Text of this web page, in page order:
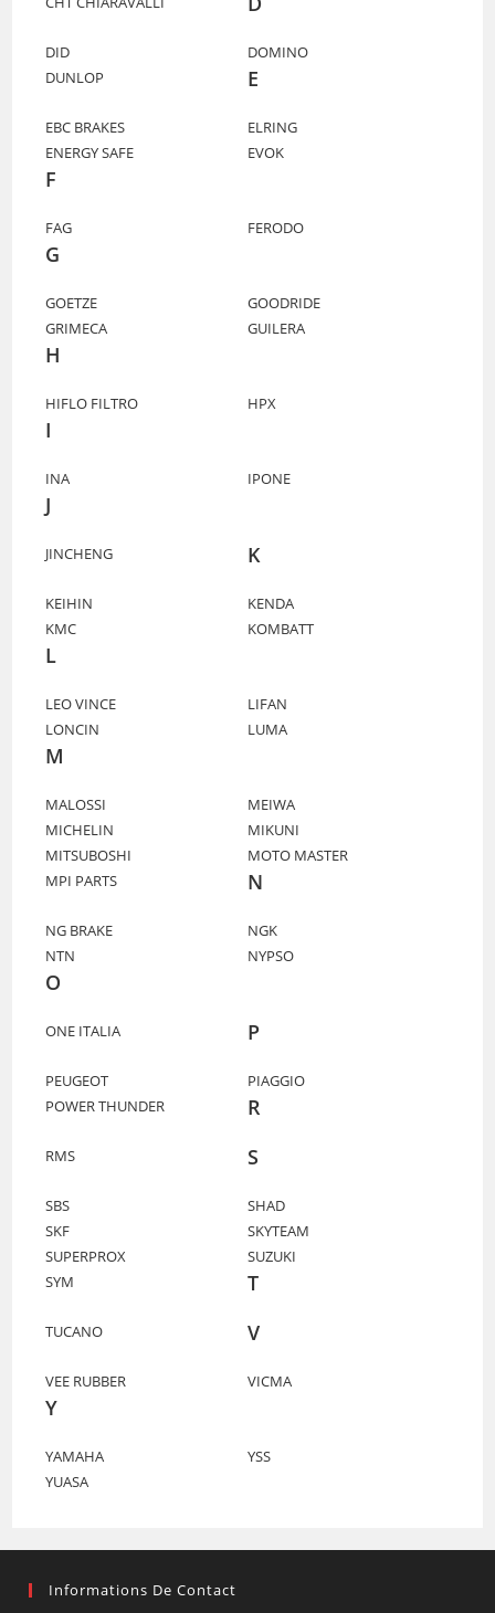
DID
DOMINO
DUNLOP
E
EBC BRAKES
ELRING
ENERGY SAFE
EVOK
F
FAG FERODO
G
GOETZE
GOODRIDE
GRIMECA
GUILERA
H
HIFLO FILTRO HPX
I
INA IPONE
J
JINCHENG K
KEIHIN
KENDA
KMC
KOMBATT
L
LEO VINCE
LIFAN
LONCIN
LUMA
M
MALOSSI
MEIWA
MICHELIN
MIKUNI
MITSUBOSHI
MOTO MASTER
MPI PARTS
N
NG BRAKE
NGK
NTN
NYPSO
O
ONE ITALIA P
PEUGEOT
PIAGGIO
POWER THUNDER
R
RMS S
SBS
SHAD
SKF
SKYTEAM
SUPERPROX
SUZUKI
SYM
T
TUCANO V
VEE RUBBER VICMA
Y
YAMAHA
YSS
YUASA
Informations De Contact